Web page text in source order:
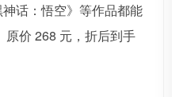
话：悟空》等作品都能
价 268 元，折后到手